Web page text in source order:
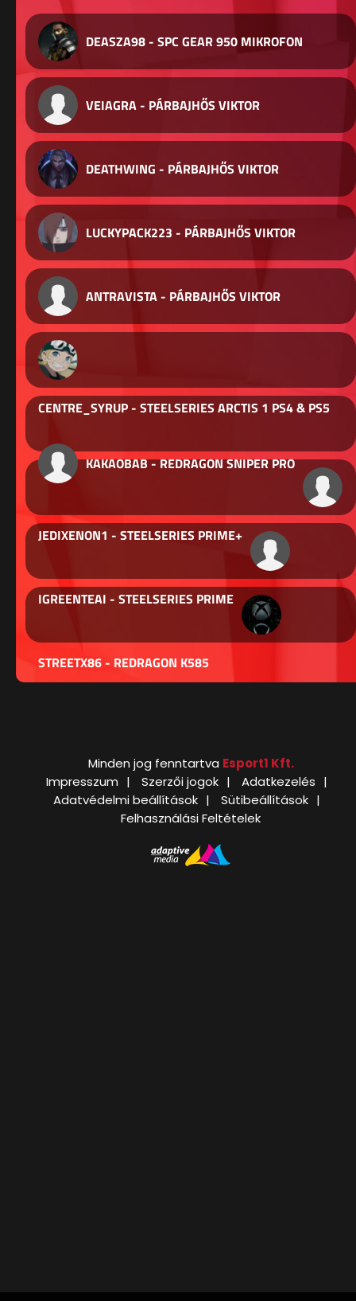
DEASZA98 - SPC GEAR 950 MIKROFON
VEIAGRA - PÁRBAJHŐS VIKTOR
DEATHWING - PÁRBAJHŐS VIKTOR
LUCKYPACK223 - PÁRBAJHŐS VIKTOR
ANTRAVISTA - PÁRBAJHŐS VIKTOR
CENTRE_SYRUP - STEELSERIES ARCTIS 1 PS4 & PS5
KAKAOBAB - REDRAGON SNIPER PRO
JEDIXENON1 - STEELSERIES PRIME+
IGREENTEAI - STEELSERIES PRIME
STREETX86 - REDRAGON K585
Minden jog fenntartva Esport1 Kft.
Impresszum
Szerzői jogok
Adatkezelés
Adatvédelmi beállítások
Sütibeállítások
Felhasználási Feltételek